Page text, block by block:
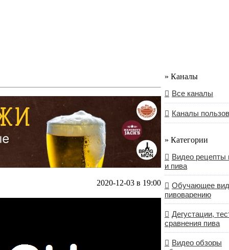
2020-12-03 в 19:00
» Каналы
Все каналы
Каналы
» Категории
Видео рецепты
и пива
Обучающее
пивоварению
Дегустации,
сравнения пива
Видео обзоры